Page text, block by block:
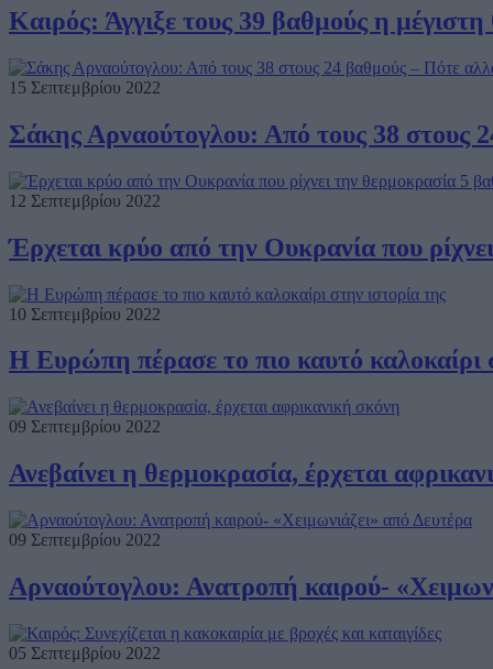
Καιρός: Άγγιξε τους 39 βαθμούς η
15 Σεπτεμβρίου 2022
Σάκης Αρναούτογλου: Από τους 38 στους
12 Σεπτεμβρίου 2022
Έρχεται κρύο από την Ουκρανία που
10 Σεπτεμβρίου 2022
Η Ευρώπη πέρασε το πιο καυτό καλοκαίρι
09 Σεπτεμβρίου 2022
Ανεβαίνει η θερμοκρασία, έρχεται
09 Σεπτεμβρίου 2022
Αρναούτογλου: Ανατροπή καιρού-
05 Σεπτεμβρίου 2022